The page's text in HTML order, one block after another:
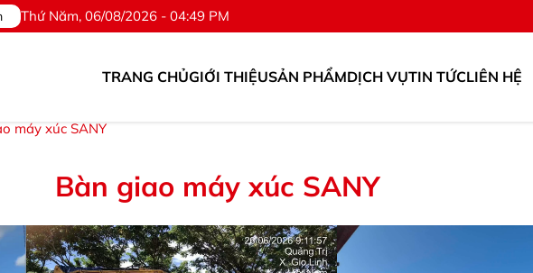
©Hotline: 0976.567.318
Thứ Năm, 06/08/2026 - 04:49 PM
TRANG CHỦGIỚI THIỆUSẢN PHẨMDỊCH VỤTIN TỨCLIÊN HỆ
máy xúc SANY
Bàn giao máy xúc SANY